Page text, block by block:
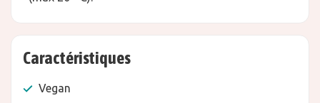
Caractéristiques
Vegan